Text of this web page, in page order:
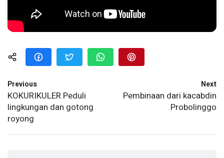
Previous
KOKURIKULER Peduli
lingkungan dan gotong
royong
Next
Pembinaan dari kacabdin
Probolinggo